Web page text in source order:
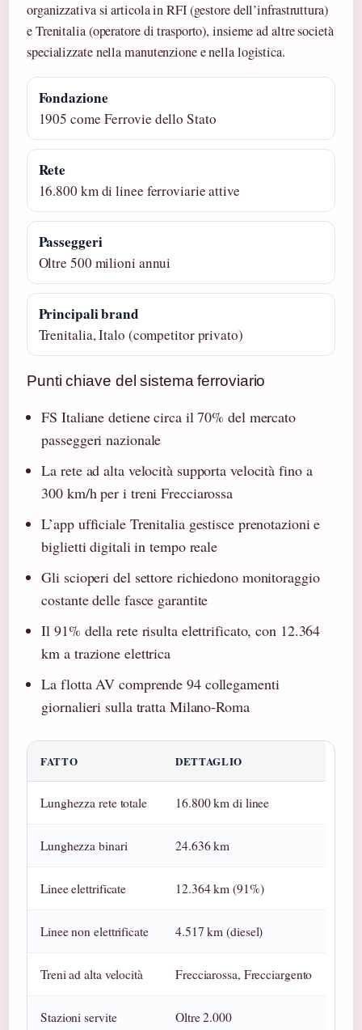
organizzativa si articola in RFI (gestore dell’infrastruttura)
e Trenitalia (operatore di trasporto), insieme ad altre società
specializzate nella manutenzione e nella logistica.
Fondazione
1905 come Ferrovie dello Stato
Rete
16.800 km di linee ferroviarie attive
Passeggeri
Oltre 500 milioni annui
Principali brand
Trenitalia, Italo (competitor privato)
Punti chiave del sistema ferroviario
FS Italiane detiene circa il 70% del mercato
passeggeri nazionale
La rete ad alta velocità supporta velocità fino a
300 km/h per i treni Frecciarossa
L’app ufficiale Trenitalia gestisce prenotazioni e
biglietti digitali in tempo reale
Gli scioperi del settore richiedono monitoraggio
costante delle fasce garantite
Il 91% della rete risulta elettrificato, con 12.364
km a trazione elettrica
La flotta AV comprende 94 collegamenti
giornalieri sulla tratta Milano-Roma
FATTO DETTAGLIO
Lunghezza rete totale 16.800 km di linee
Lunghezza binari 24.636 km
Linee elettrificate 12.364 km (91%)
Linee non elettrificate 4.517 km (diesel)
Treni ad alta velocità Frecciarossa, Frecciargento
Stazioni servite Oltre 2.000